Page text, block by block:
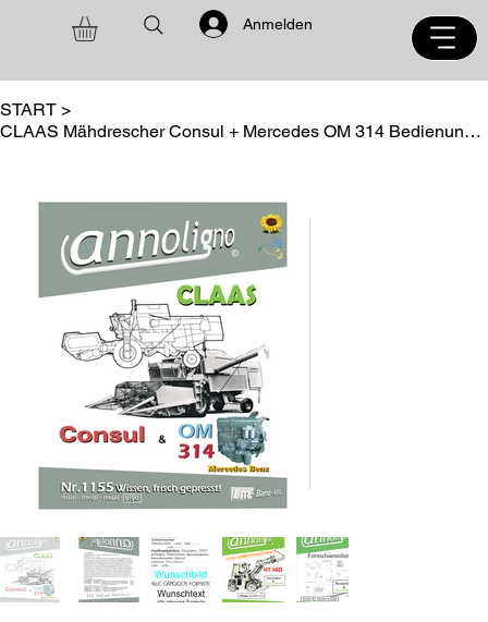
Anmelden
START >
CLAAS Mähdrescher Consul + Mercedes OM 314 Bedienungsanleitung annoligno 1155